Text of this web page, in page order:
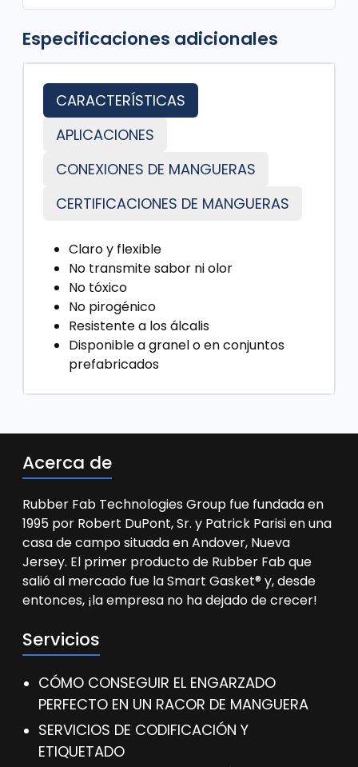
Especificaciones adicionales
CARACTERÍSTICAS
APLICACIONES
CONEXIONES DE MANGUERAS
CERTIFICACIONES DE MANGUERAS
Claro y flexible
No transmite sabor ni olor
No tóxico
No pirogénico
Resistente a los álcalis
Disponible a granel o en conjuntos
prefabricados
Acerca de
Rubber Fab Technologies Group fue fundada en
1995 por Robert DuPont, Sr. y Patrick Parisi en una
casa de campo situada en Andover, Nueva
Jersey. El primer producto de Rubber Fab que
salió al mercado fue la Smart Gasket® y, desde
entonces, ¡la empresa no ha dejado de crecer!
Servicios
CÓMO CONSEGUIR EL ENGARZADO
PERFECTO EN UN RACOR DE MANGUERA
SERVICIOS DE CODIFICACIÓN Y
ETIQUETADO